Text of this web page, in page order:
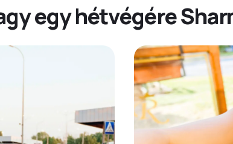
egy hétvégére